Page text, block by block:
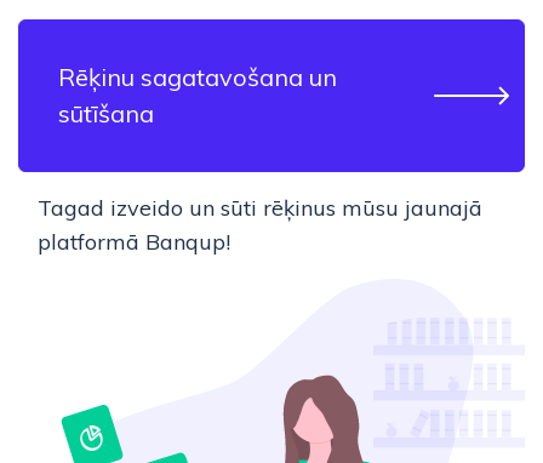
Rēķinu sagatavošana un
sūtīšana
Tagad izveido un sūti rēķinus mūsu jaunajā
platformā Banqup!